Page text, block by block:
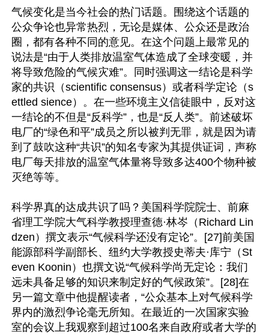
气候变化是当今社会的热门话题。围绕这个话题的
公众争论也异常热烈，无论是媒体、公众还是政治
圈，都有各种不同的意见。在这个问题上最常见的
说法是“由于人类排放温室气体造成了全球变暖，并
将导致危险的气候灾难”。同时强调这一结论是科学
家的共识（scientific consensus）或者科学定论（s
ettled sience）。在一些环境主义信徒眼中，反对这
一结论的不但是“反科学”，也是“反人类”。前述破坏
电厂的“绿色和平”成员之所以被判无罪，就是因为请
到了鼓吹这种“共识”的知名专家为其提供证词，声称
电厂每天排放的温室气体量将导致多达400个物种被
灭绝等等。
科学界真的达成共识了吗？美国科学院院士、前麻
省理工学院大气科学教授理查德·林岑（Richard Lin
dzen）撰文表示“气候科学还没有定论”。[27]前美国
能源部科学副部长、纽约大学教授史蒂夫·库宁（St
even Koonin）也撰文说“气候科学尚无定论：我们
远未具备足够的知识来制定好的气候政策”。[28]在
另一篇文章中他提醒读者，“公众基本上对气候科学
界内的激烈争论毫无所知。在最近的一次国家实验
室的会议上我观察到超过100名来自政府或者大学的